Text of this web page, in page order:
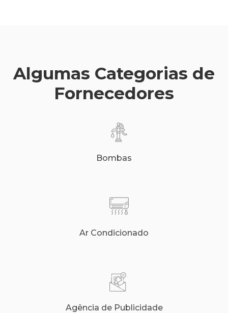
Algumas Categorias de
Fornecedores
Bombas
Ar Condicionado
Agência de Publicidade